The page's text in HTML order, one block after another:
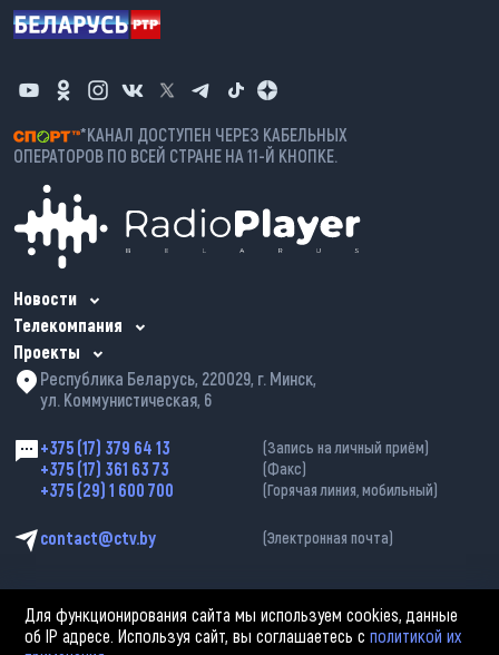
*КАНАЛ ДОСТУПЕН ЧЕРЕЗ КАБЕЛЬНЫХ
ОПЕРАТОРОВ ПО ВСЕЙ СТРАНЕ НА 11-Й КНОПКЕ.
Новости
Телекомпания
Проекты
Республика Беларусь, 220029, г. Минск,
ул. Коммунистическая, 6
+375 (17) 379 64 13 (Запись на личный приём)
+375 (17) 361 63 73 (Факс)
+375 (29) 1 600 700 (Горячая линия, мобильный)
contact@ctv.by (Электронная почта)
Для функционирования сайта мы используем cookies, данные
об IP адресе. Используя сайт, вы соглашаетесь сполитикой их